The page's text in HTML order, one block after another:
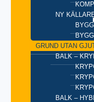
NY
GRUND UTAN
BALK –
BALK –